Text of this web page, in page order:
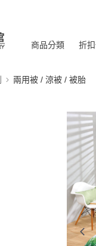
商品分類 折
兩用被 / 涼被 / 被胎